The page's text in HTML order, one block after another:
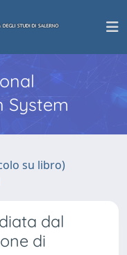
System
su libro)
dal
di